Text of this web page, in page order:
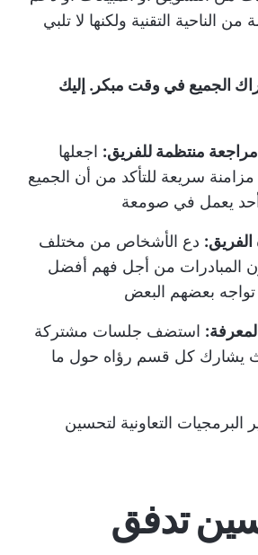
من الناحية التقنية ولكنها لا تلبي
الجميع في وقت مبكر. إليك
مراجعة منتظمة للفريق: اجعلها
سريعة للتأكد من أن الجميع
أحد يعمل في صومعة
الفريق: دع الأشخاص من مختلف
المبادرات من أجل فهم أفضل
تواجه بعضهم البعض
استضف جلسات مشتركة
يشارك كل قسم رؤاه حول ما
البرمجيات التعاونية لتحسين
تدفق